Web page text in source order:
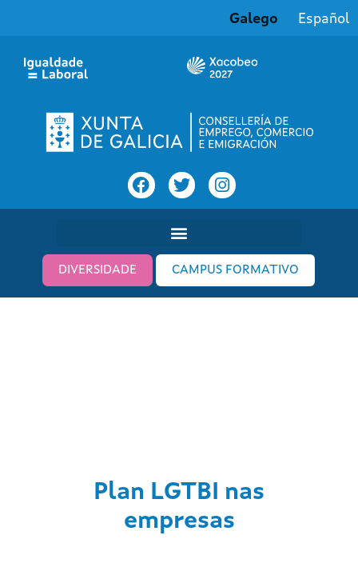
Galego Español
DIVERSIDADE CAMPUS FORMATIVO
Plan LGTBI nas
empresas